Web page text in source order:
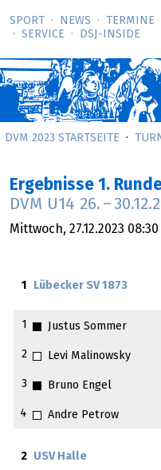
SPORT NEWS TERMINE
SERVICE
DSJ-­INSIDE
DVM 2023 STARTSEITE
Ergebnisse 1.
DVM U14 26. –
Mittwoch, 27.12.2023
1 Lübecker SV 1873
1 Justus Sommer
2 Levi Malinowsky
3 Bruno Engel
4 Andre Petrow
2 USV Halle